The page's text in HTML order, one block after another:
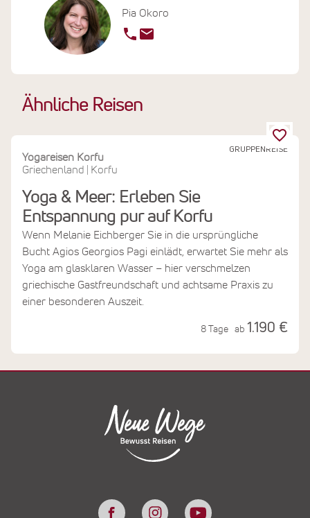
Ähnliche Reisen
GRUPPENREISE
Yogareisen Korfu
Griechenland
Korfu
Yoga & Meer: Erleben Sie
Entspannung pur auf Korfu
Wenn Melanie Eichberger Sie in die ursprüngliche
Bucht Agios Georgios Pagi einlädt, erwartet Sie mehr als
Yoga am glasklaren Wasser – hier verschmelzen
griechische Gastfreundschaft und achtsame Praxis zu
einer besonderen Auszeit.
8 Tage ab 1.190 €
Pia Okoro